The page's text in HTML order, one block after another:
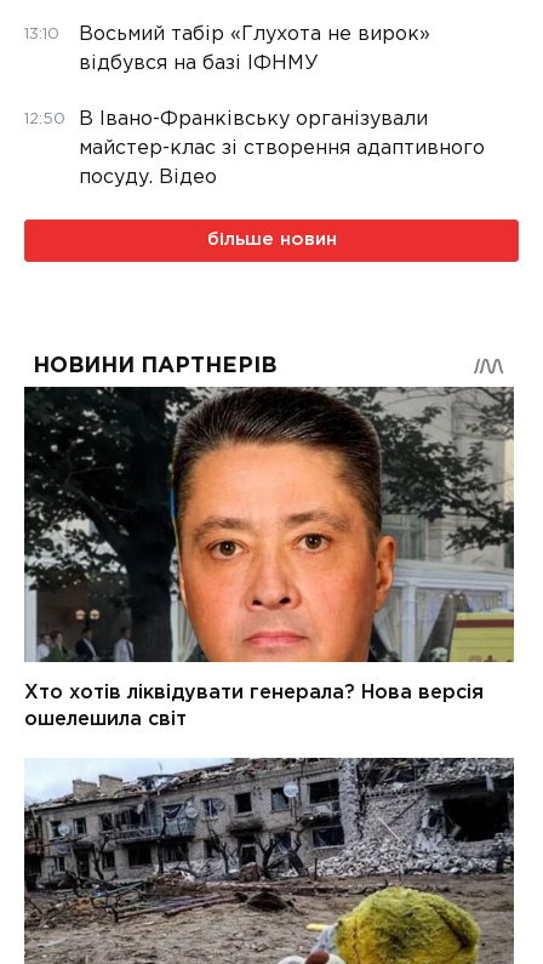
13:10
Восьмий табір «Глухота не вирок»
відбувся на базі ІФНМУ
12:50
В Івано-Франківську організували
майстер-клас зі створення адаптивного
посуду. Відео
більше новин